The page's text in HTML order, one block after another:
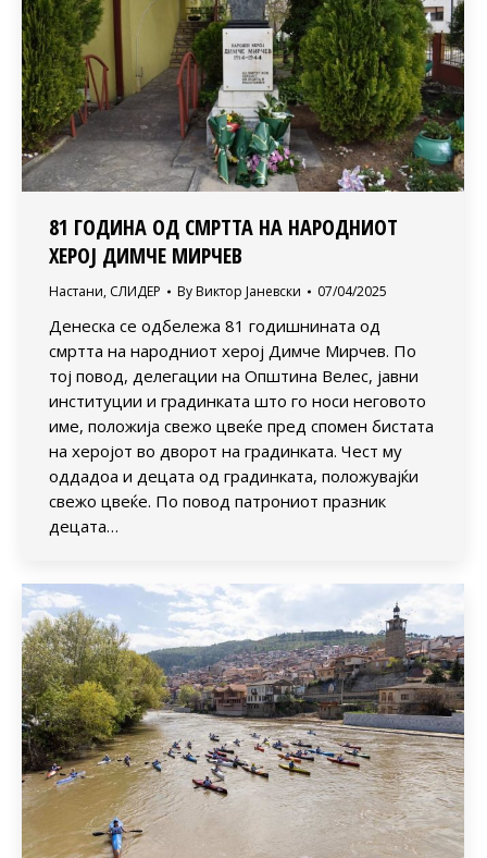
81 ГОДИНА ОД СМРТТА НА НАРОДНИОТ
ХЕРОЈ ДИМЧЕ МИРЧЕВ
Настани, СЛИДЕР By Виктор Јаневски 07/04/2025
Денеска се одбележа 81 годишнината од
смртта на народниот херој Димче Мирчев. По
тој повод, делегации на Општина Велес, јавни
институции и градинката што го носи неговото
име, положија свежо цвеќе пред спомен бистата
на херојот во дворот на градинката. Чест му
оддадоа и децата од градинката, положувајќи
свежо цвеќе. По повод патрониот празник
децата…